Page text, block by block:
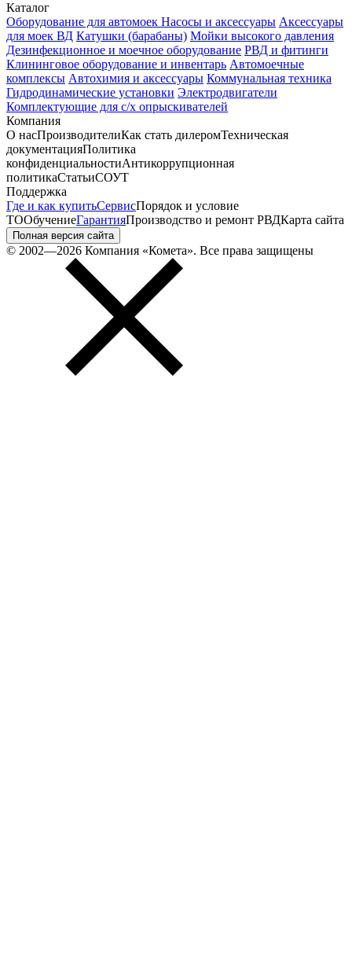
Каталог
Оборудование для автомоек Насосы и аксессуары Аксессуары
для моек ВД Катушки (барабаны) Мойки высокого давления
Дезинфекционное и моечное оборудование РВД и фитинги
Клининговое оборудование и инвентарь Автомоечные
комплексы Автохимия и аксессуары Коммунальная техника
Гидродинамические установки Электродвигатели
Комплектующие для с/х опрыскивателей
Компания
О насПроизводителиКак стать дилеромТехническая
документацияПолитика
конфиденциальностиАнтикоррупционная
политикаСтатьиСОУТ
Поддержка
Где и как купитьСервисПорядок и условие
ТООбучениеГарантияПроизводство и ремонт РВДКарта сайта
Полная версия сайта
© 2002—2026 Компания «Комета». Все права защищены